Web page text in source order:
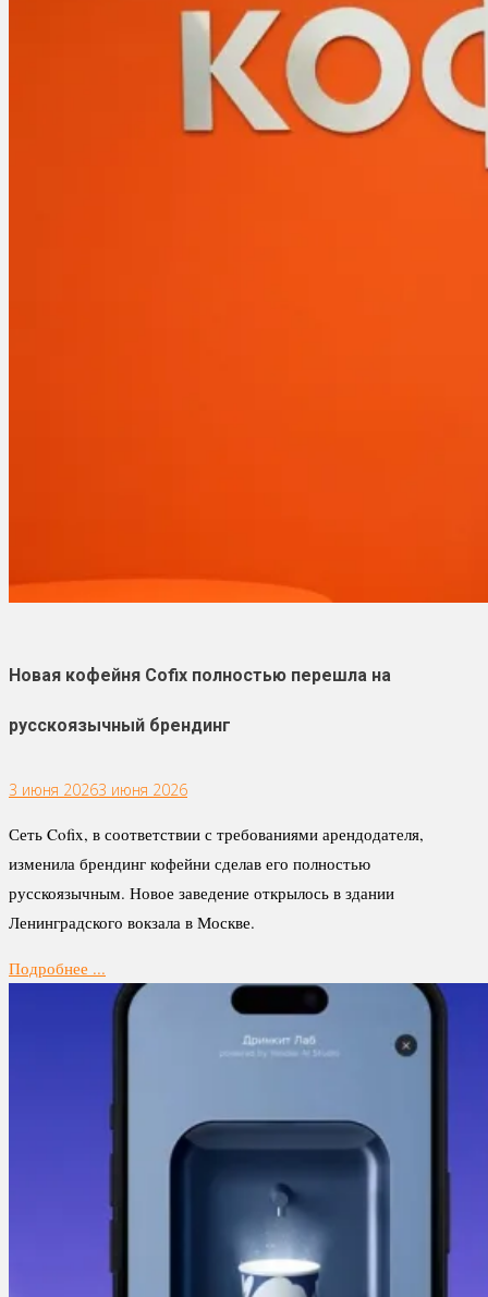
Новая кофейня Cofix полностью перешла на
русскоязычный брендинг
3 июня 20263 июня 2026
Сеть Cofix, в соответствии с требованиями арендодателя,
изменила брендинг кофейни сделав его полностью
русскоязычным. Новое заведение открылось в здании
Ленинградского вокзала в Москве.
Подробнее ...